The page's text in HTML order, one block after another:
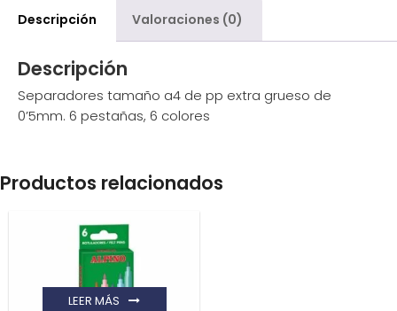
Descripción Valoraciones (0)
Descripción
Separadores tamaño a4 de pp extra grueso de
0’5mm. 6 pestañas, 6 colores
Productos relacionados
LEER MÁS